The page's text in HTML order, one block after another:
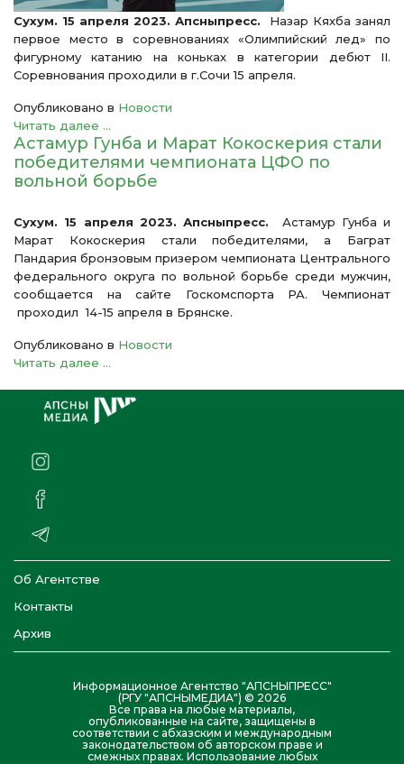
Сухум. 15 апреля 2023. Апсныпресс. Назар Кяхба занял
первое место в соревнованиях «Олимпийский лед» по
фигурному катанию на коньках в категории дебют II.
Соревнования проходили в г.Сочи 15 апреля.
Опубликовано в Новости
Читать далее ...
Астамур Гунба и Марат Кокоскерия стали
победителями чемпионата ЦФО по
вольной борьбе
Сухум. 15 апреля 2023. Апсныпресс. Астамур Гунба и
Марат Кокоскерия стали победителями, а Баграт
Пандария бронзовым призером чемпионата Центрального
федерального округа по вольной борьбе среди мужчин,
сообщается на сайте Госкомспорта РА. Чемпионат
проходил 14-15 апреля в Брянске.
Опубликовано в Новости
Читать далее ...
Об Агентстве
Контакты
Архив
Информационное Агентство "АПСНЫПРЕСС"
(РГУ "АПСНЫМЕДИА") © 2026
Все права на любые материалы,
опубликованные на сайте, защищены в
соответствии с абхазским и международным
законодательством об авторском праве и
смежных правах. Использование любых